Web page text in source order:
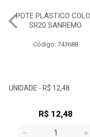
POTE PLASTICO
TRANSPARENTE SR125
Código: 743676
R$ 24,13